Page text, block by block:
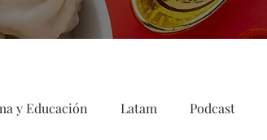
y Educación Latam Podcast